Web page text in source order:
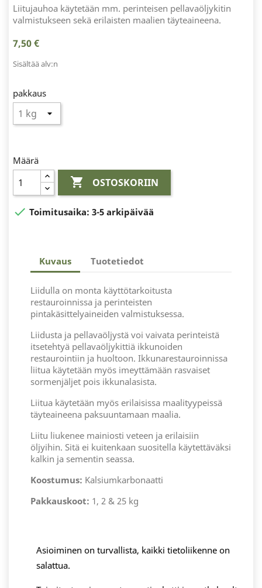
Liitujauhoa käytetään mm. perinteisen pellavaöljykitin
valmistukseen sekä erilaisten maalien täyteaineena.
7,50 €
Sisältää alv:n
pakkaus
Määrä
 OSTOSKORIIN
 Toimitusaika: 3-5 arkipäivää
Kuvaus Tuotetiedot
Liidulla on monta käyttötarkoitusta
restauroinnissa ja perinteisten
pintakäsittelyaineiden valmistuksessa.
Liidusta ja pellavaöljystä voi vaivata perinteistä
itsetehtyä pellavaöljykittiä ikkunoiden
restaurointiin ja huoltoon. Ikkunarestauroinnissa
liitua käytetään myös imeyttämään rasvaiset
sormenjäljet pois ikkunalasista.
Liitua käytetään myös erilaisissa maalityypeissä
täyteaineena paksuuntamaan maalia.
Liitu liukenee mainiosti veteen ja erilaisiin
öljyihin. Sitä ei kuitenkaan suositella käytettäväksi
kalkin ja sementin seassa.
Koostumus: Kalsiumkarbonaatti
Pakkauskoot: 1, 2 & 25 kg
Asioiminen on turvallista, kaikki tietoliikenne on
salattua.